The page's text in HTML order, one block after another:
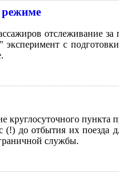
режиме
отслеживание
с
пункта
(!) до отбытия их
службы.